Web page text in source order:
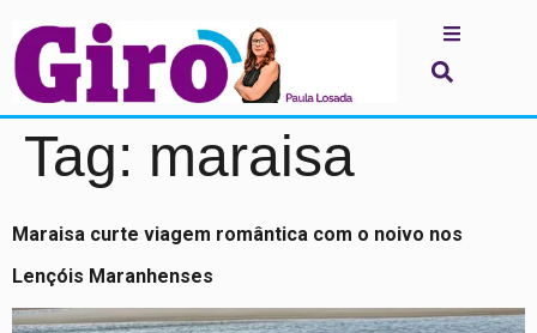
Tag: maraisa
Maraisa curte viagem romântica com o noivo nos
Lençóis Maranhenses